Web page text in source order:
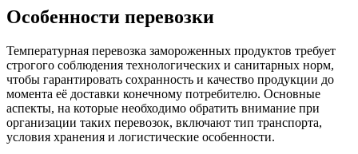
Особенности перевозки
Температурная перевозка замороженных продуктов требует
строгого соблюдения технологических и санитарных норм,
чтобы гарантировать сохранность и качество продукции до
момента её доставки конечному потребителю. Основные
аспекты, на которые необходимо обратить внимание при
организации таких перевозок, включают тип транспорта,
условия хранения и логистические особенности.